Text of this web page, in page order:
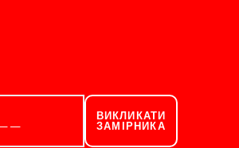
ВИКЛИКАТИ
ЗАМІРНИКА